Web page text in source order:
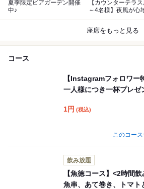
夏季限定ビアガーデン開催
中♪
【カウンターテラ
～4名様】夜風が心
座席をもっと見る
コース
【Instagramフォロワー
一人様につき一杯プレゼ
1円 (税込)
このコー
飲み放題
【魚徳コース】<2時間
魚串、あて巻き、トマト